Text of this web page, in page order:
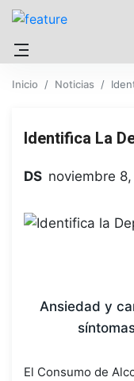
Inicio Noticias
Identifica La
DS noviembre
Ansiedad y
El Consumo de